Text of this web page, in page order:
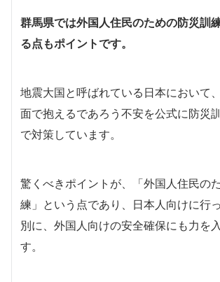
群馬県では外国人住民のための防災訓
る点もポイントです。
地震大国と呼ばれている日本において
面で抱えるであろう不安を公式に防災
で対策しています。
驚くべきポイントが、「外国人住民の
練」という点であり、日本人向けに行
別に、外国人向けの安全確保にも力を
す。